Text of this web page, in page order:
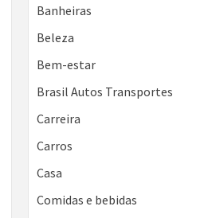
Banheiras
Beleza
Bem-estar
Brasil Autos Transportes
Carreira
Carros
Casa
Comidas e bebidas